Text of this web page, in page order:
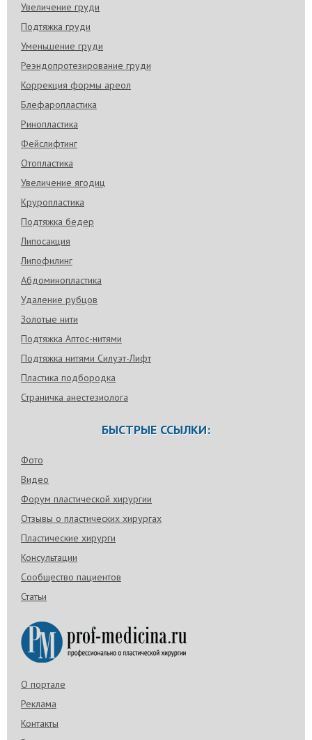
Увеличение груди
Подтяжка груди
Уменьшение груди
Реэндопротезирование груди
Коррекция формы ареол
Блефаропластика
Ринопластика
Фейслифтинг
Отопластика
Увеличение ягодиц
Круропластика
Подтяжка бедер
Липосакция
Липофилинг
Абдоминопластика
Удаление рубцов
Золотые нити
Подтяжка Аптос-нитями
Подтяжка нитями Силуэт-Лифт
Пластика подбородка
Страничка анестезиолога
БЫСТРЫЕ ССЫЛКИ:
Фото
Видео
Форум пластической хирургии
Отзывы о пластических хирургах
Пластические хирурги
Консультации
Сообщество пациентов
Статьи
О портале
Реклама
Контакты